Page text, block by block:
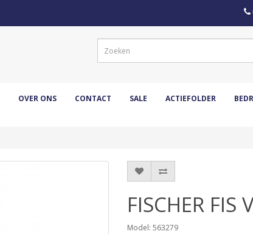
OVER ONS CONTACT SALE ACTIEFOLDER
FISCHER FIS
Model: 563279